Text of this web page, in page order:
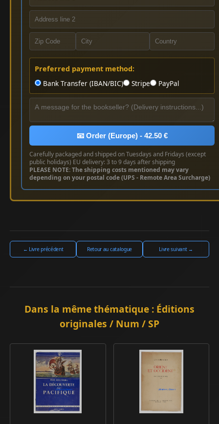
Preferred payment method:
Bank Transfer (IBAN/BIC)
Stripe PayPal
📧 Order (Europe) - 42.50 €
Carefully packaged and shipped on Tuesdays and Fridays (except
public holidays) EU delivery: 3 to 9 days after shipping
PLEASE NOTE: The shipping costs mentioned may vary
depending on your postal code (UPS - Remote Area Surcharge)
← Livre précédent Retour au catalogue Livre suivant →
Dans la même thématique : Éditions
originales / Num / SP